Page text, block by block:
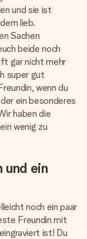
– mit
von
perfekten
und sie ist
lieb.
Sachen
beide noch
gar nicht mehr
super gut
wenn du
ein besonderes
haben die
wenig zu
und ein
noch ein paar
Freundin mit
ist! Du